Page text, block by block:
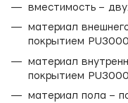
вместимость –
материал
покрытием
материал
покрытием
материал пола –